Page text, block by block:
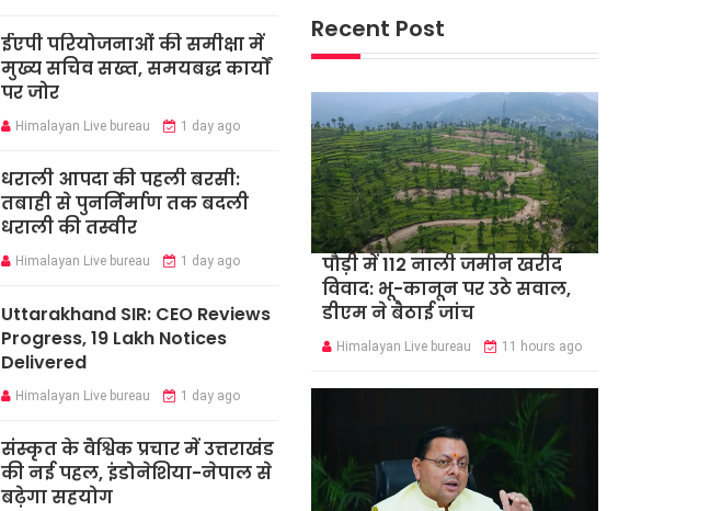
ईएपी परियोजनाओं की समीक्षा में
मुख्य सचिव सख्त, समयबद्ध कार्यों
पर जोर
Himalayan Live bureau 1 day ago
धराली आपदा की पहली बरसी:
तबाही से पुनर्निर्माण तक बदली
धराली की तस्वीर
Himalayan Live bureau 1 day ago
Uttarakhand SIR: CEO Reviews
Progress, 19 Lakh Notices
Delivered
Himalayan Live bureau 1 day ago
संस्कृत के वैश्विक प्रचार में उत्तराखंड
की नई पहल, इंडोनेशिया-नेपाल से
बढ़ेगा सहयोग
Recent Post
पौड़ी में 112 नाली जमीन खरीद
विवाद: भू-कानून पर उठे सवाल,
डीएम ने बैठाई जांच
Himalayan Live bureau 11 hours ago